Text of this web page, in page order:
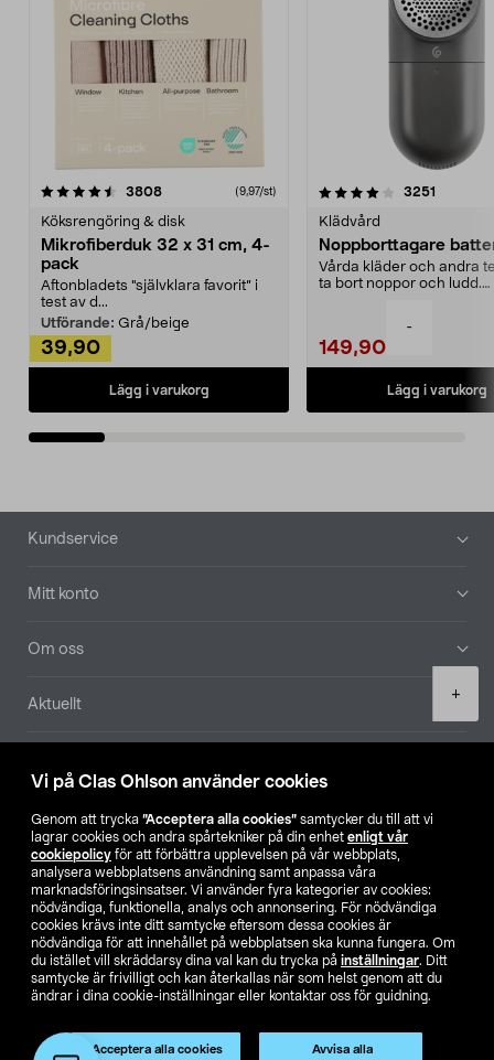
Vi på Clas Ohlson använder cookies
Genom att trycka ”Acceptera alla cookies” samtycker du till att vi
lagrar cookies och andra spårtekniker på din enhet enligt vår
cookiepolicy för att förbättra upplevelsen på vår webbplats,
analysera webbplatsens användning samt anpassa våra
marknadsföringsinsatser. Vi använder fyra kategorier av cookies:
nödvändiga, funktionella, analys och annonsering. För nödvändiga
cookies krävs inte ditt samtycke eftersom dessa cookies är
nödvändiga för att innehållet på webbplatsen ska kunna fungera. Om
du istället vill skräddarsy dina val kan du trycka på inställningar. Ditt
samtycke är frivilligt och kan återkallas när som helst genom att du
ändrar i dina cookie-inställningar eller kontaktar oss för guidning.
Acceptera alla cookies Avvisa alla
-
+
3808recensioner (9,97/st)
Köksrengöring & disk
Mikrofiberduk 32 x 31 cm, 4-
pack
Aftonbladets "självklara favorit” i
test av d...
Utförande: Grå/beige
39,90
Lägg i varukorg
4.0av 5 stjärnor 3251
Klädvård
Noppborttagare
Vårda kläder och andra
ta bort noppor och ludd.
149,90
Lägg i varukorg
4.5av 5 stjärnor
Sidfot
Kundservice
Mitt konto
Om oss
Aktuellt
Hitta butik
SE NO FI
Ändra till priser exklusive moms